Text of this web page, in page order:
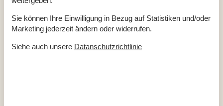
Grill
Naturgrundstück 277 m²
Kaminofen
Sie können Ihre Einwilligung in Bezug auf Statistiken und/oder
Marketing jederzeit ändern oder widerrufen.
Siehe auch unsere Datanschutzrichtlinie